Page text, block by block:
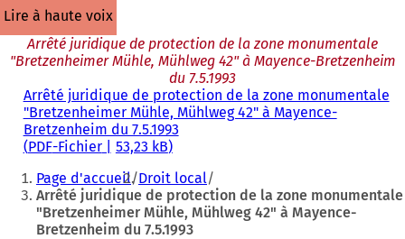
lire à haute voix
Arrêté juridique de protection de la zone monumentale
"Bretzenheimer Mühle, Mühlweg 42" à Mayence-Bretzenheim
du 7.5.1993
Arrêté juridique de protection de la zone monumentale
"Bretzenheimer Mühle, Mühlweg 42" à Mayence-
Bretzenheim du 7.5.1993
PDF-Fichier 53,23 kB
Vous
êtes
Page d'accueil Droit local
Arrêté juridique de protection de la zone monumentale
"Bretzenheimer Mühle, Mühlweg 42" à Mayence-
Bretzenheim du 7.5.1993